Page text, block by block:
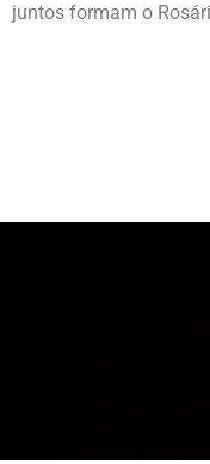
juntos formam o